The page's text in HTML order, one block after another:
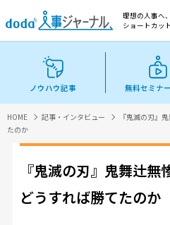
理想の人事へ、
ショートカット
ノウハウ記事 無料セミナ
HOME 記事・インタビュー
『鬼滅の刃』
たのか
『鬼滅の刃』鬼舞辻
どうすれば勝てたのか